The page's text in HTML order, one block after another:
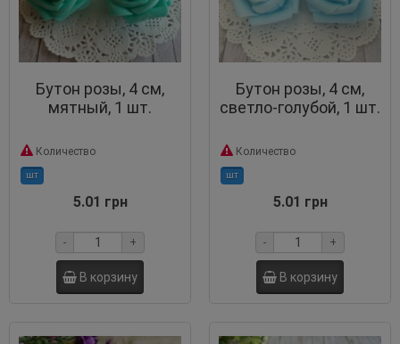
Бутон розы, 4 см,
мятный, 1 шт.
Количество
шт
5.01 грн
- +
В корзину
Бутон розы, 4 см,
светло-голубой, 1 шт.
Количество
шт
5.01 грн
- +
В корзину